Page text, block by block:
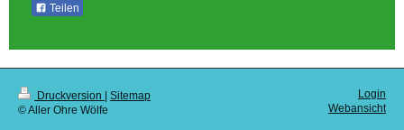
Teilen
Druckversion | Sitemap
© Aller Ohre Wölfe
Login
Webansicht